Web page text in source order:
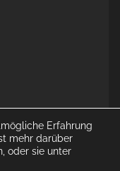
Erfahrung
mehr darüber
oder sie unter